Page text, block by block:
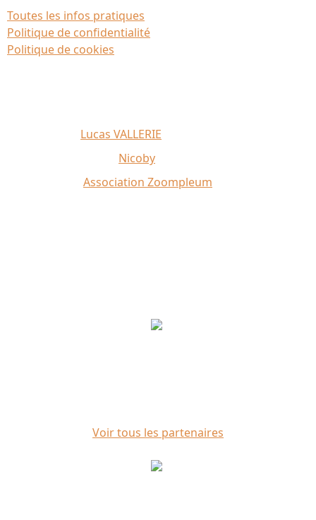
Toutes les infos pratiques
Politique de confidentialité
Politique de cookies
Lucas VALLERIE
Nicoby
Association Zoompleum
Voir tous les partenaires